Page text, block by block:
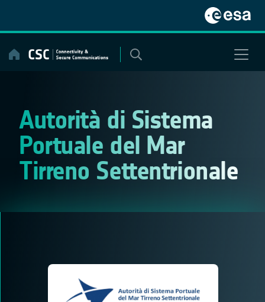
content
Autorità di Sistema
Portuale del Mar
Tirreno Settentrionale